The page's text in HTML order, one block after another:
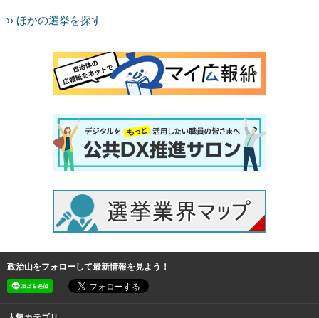
›› ほかの選挙を探す
政治山をフォローして最新情報を見よう！